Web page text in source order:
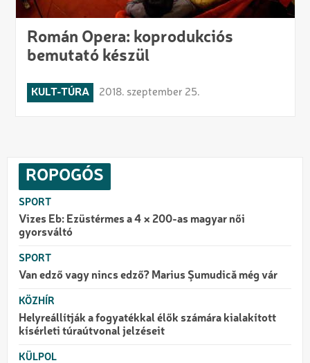
Román Opera: koprodukciós
bemutató készül
KULT-TÚRA 2018. szeptember 25.
ROPOGÓS
SPORT
Vizes Eb: Ezüstérmes a 4 × 200-as magyar női
gyorsváltó
SPORT
Van edző vagy nincs edző? Marius Şumudică még vár
KÖZHÍR
Helyreállítják a fogyatékkal élők számára kialakított
kísérleti túraútvonal jelzéseit
KÜLPOL